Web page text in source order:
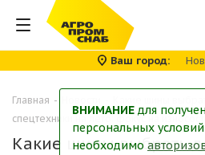
Ваш город
Главная -
Какие шины
спецтехники на лето: фокус на
Какие шины выбрать
ВНИМАНИЕ для
персональных условий
необходимо